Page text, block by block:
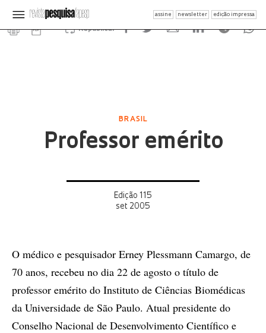
assine newsletter edição impressa
Republicar
BRASIL
Professor emérito
Edição 115
set 2005
O médico e pesquisador Erney Plessmann Camargo, de
70 anos, recebeu no dia 22 de agosto o título de
professor emérito do Instituto de Ciências Biomédicas
da Universidade de São Paulo. Atual presidente do
Conselho Nacional de Desenvolvimento Científico e